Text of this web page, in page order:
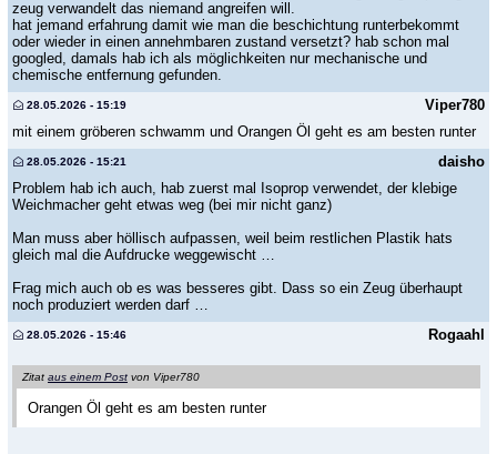
zeug verwandelt das niemand angreifen will.
hat jemand erfahrung damit wie man die beschichtung runterbekommt
oder wieder in einen annehmbaren zustand versetzt? hab schon mal
googled, damals hab ich als möglichkeiten nur mechanische und
chemische entfernung gefunden.
Viper780
28.05.2026 - 15:19
mit einem gröberen schwamm und Orangen Öl geht es am besten runter
daisho
28.05.2026 - 15:21
Problem hab ich auch, hab zuerst mal Isoprop verwendet, der klebige
Weichmacher geht etwas weg (bei mir nicht ganz)
Man muss aber höllisch aufpassen, weil beim restlichen Plastik hats
gleich mal die Aufdrucke weggewischt …
Frag mich auch ob es was besseres gibt. Dass so ein Zeug überhaupt
noch produziert werden darf …
Rogaahl
28.05.2026 - 15:46
Zitat aus einem Post von Viper780
Orangen Öl geht es am besten runter